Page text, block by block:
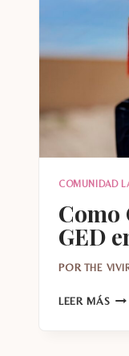
COMUNIDAD
Como
GED
POR THE
LEER MÁS